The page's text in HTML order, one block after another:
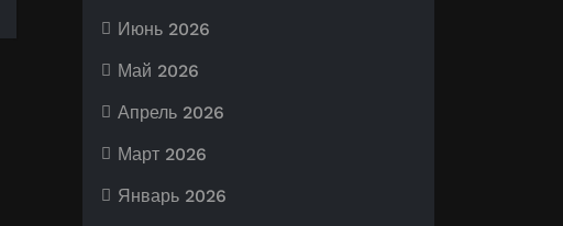
Июнь 2026
Май 2026
Апрель 2026
Март 2026
Январь 2026